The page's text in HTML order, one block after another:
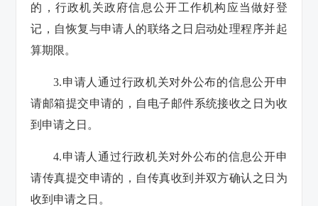
的，行政机关政府信息公开工作机构应当做好登
记，自恢复与申请人的联络之日启动处理程序并起
算期限。
3.申请人通过行政机关对外公布的信息公开申
请邮箱提交申请的，自电子邮件系统接收之日为收
到申请之日。
4.申请人通过行政机关对外公布的信息公开申
请传真提交申请的，自传真收到并双方确认之日为
收到申请之日。